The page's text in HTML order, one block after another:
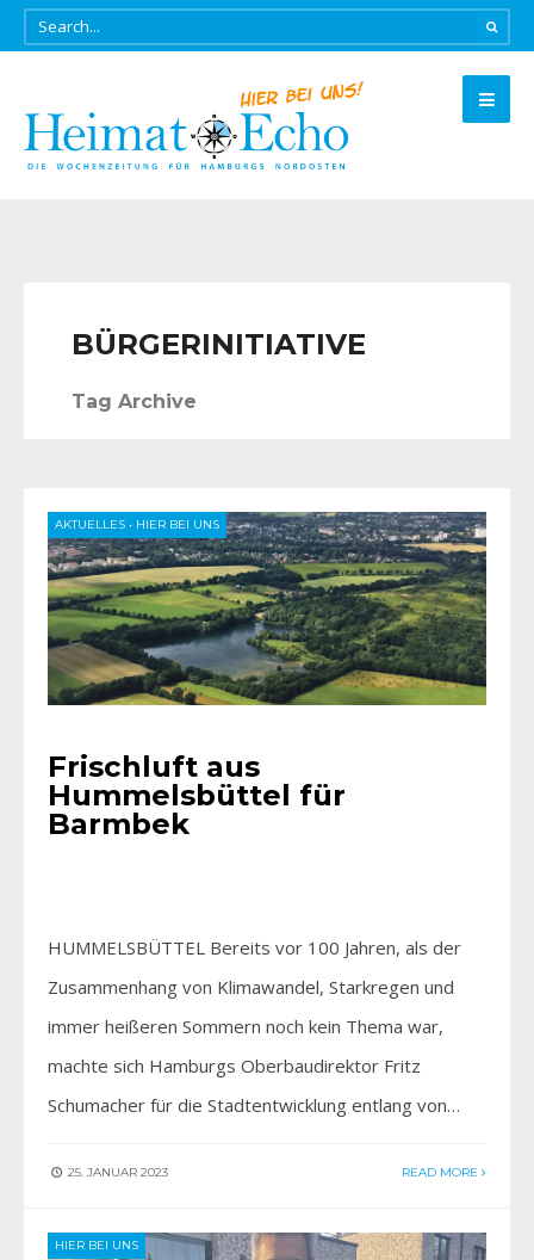
BÜRGERINITIATIVE
Tag Archive
AKTUELLES • HIER BEI UNS
Frischluft aus
Hummelsbüttel für
Barmbek
HUMMELSBÜTTEL Bereits vor 100 Jahren, als der
Zusammenhang von Klimawandel, Starkregen und
immer heißeren Sommern noch kein Thema war,
machte sich Hamburgs Oberbaudirektor Fritz
Schumacher für die Stadtentwicklung entlang von…
25. JANUAR 2023 READ MORE
HIER BEI UNS